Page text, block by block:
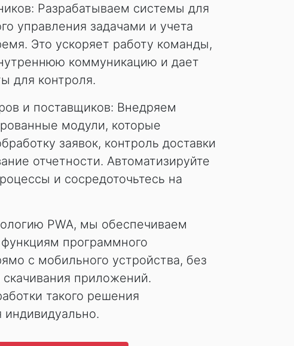
Разрабатываем системы для
управления задачами и учета
Это ускоряет работу команды,
коммуникацию и дает
для контроля.
и поставщиков: Внедряем
модули, которые
заявок, контроль доставки
отчетности. Автоматизируйте
и сосредоточьтесь на
PWA, мы обеспечиваем
программного
с мобильного устройства, без
приложений.
такого решения
индивидуально.